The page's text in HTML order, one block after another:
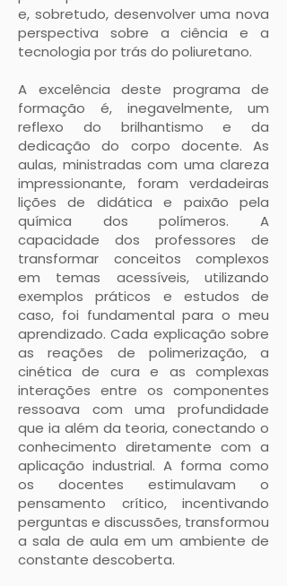
e, sobretudo, desenvolver uma nova
perspectiva sobre a ciência e a
tecnologia por trás do poliuretano.
A excelência deste programa de
formação é, inegavelmente, um
reflexo do brilhantismo e da
dedicação do corpo docente. As
aulas, ministradas com uma clareza
impressionante, foram verdadeiras
lições de didática e paixão pela
química dos polímeros. A
capacidade dos professores de
transformar conceitos complexos
em temas acessíveis, utilizando
exemplos práticos e estudos de
caso, foi fundamental para o meu
aprendizado. Cada explicação sobre
as reações de polimerização, a
cinética de cura e as complexas
interações entre os componentes
ressoava com uma profundidade
que ia além da teoria, conectando o
conhecimento diretamente com a
aplicação industrial. A forma como
os docentes estimulavam o
pensamento crítico, incentivando
perguntas e discussões, transformou
a sala de aula em um ambiente de
constante descoberta.